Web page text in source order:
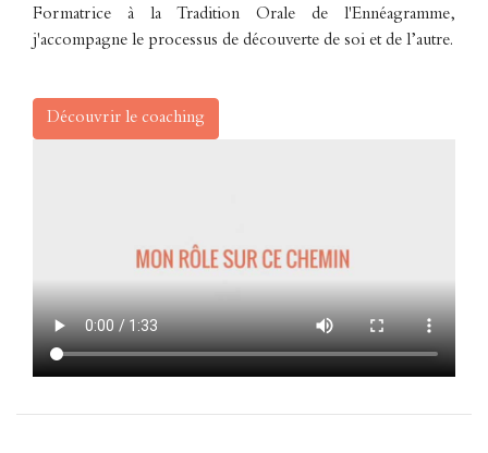
Formatrice à la Tradition Orale de l'Ennéagramme,
j'accompagne le processus de découverte de soi et de l’autre.
Découvrir le coaching